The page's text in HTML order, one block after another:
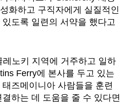
화하고 구직자에게 실질적인
도록 일련의 서약을 했다고
노키 지역에 거주하고 일하
Ferry에 본사를 두고 있는
즈메이니아 사람들을 훈련
하는 데 도움을 줄 수 있다면